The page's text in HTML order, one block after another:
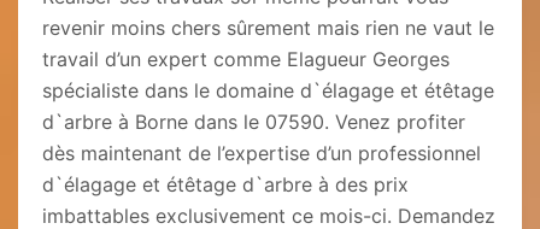
revenir moins chers sûrement mais rien ne vaut le
travail d’un expert comme Elagueur Georges
spécialiste dans le domaine d`élagage et étêtage
d`arbre à Borne dans le 07590. Venez profiter
dès maintenant de l’expertise d’un professionnel
d`élagage et étêtage d`arbre à des prix
imbattables exclusivement ce mois-ci. Demandez